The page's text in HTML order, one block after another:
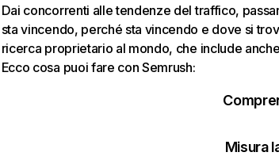
Dai concorrenti alle tendenze del traffico,
sta vincendo, perché sta vincendo e dove si
ricerca proprietario al mondo, che include
Ecco cosa puoi fare con Semrush:
Misura